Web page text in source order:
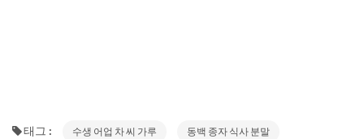
태그 : 수생 어업 차 씨 가루 동백 종자 식사 분말